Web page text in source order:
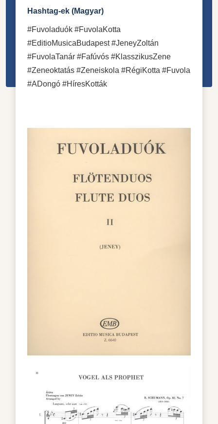
Hashtag-ek (Magyar)
#Fuvoladuók #FuvolaKotta
#EditioMusicaBudapest #JeneyZoltán
#FuvolaTanár #Fafúvós #KlasszikusZene
#Zeneoktatás #Zeneiskola #RégiKotta #Fuvola
#ADongó #HíresKották